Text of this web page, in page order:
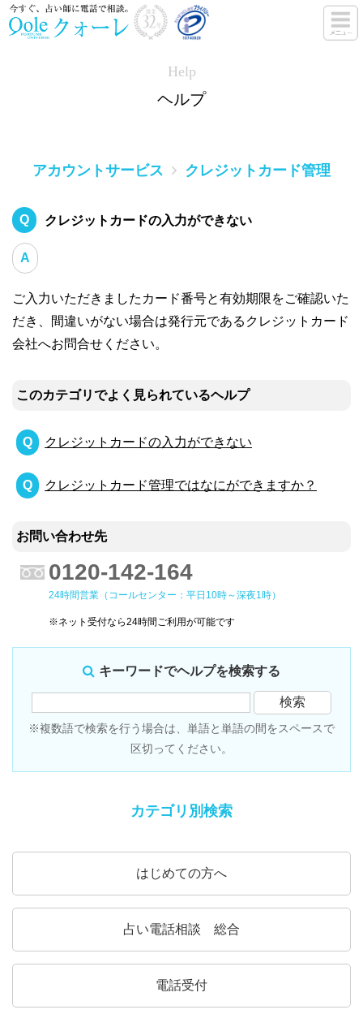
Help
ヘルプ
アカウントサービス クレジットカード管理
クレジットカードの入力ができない
ご入力いただきましたカード番号と有効期限をご確認いた
だき、間違いがない場合は発行元であるクレジットカード
会社へお問合せください。
このカテゴリでよく見られているヘルプ
クレジットカードの入力ができない
クレジットカード管理ではなにができますか？
お問い合わせ先
0120-142-164
24時間営業（コールセンター：平日10時～深夜1時）
※ネット受付なら24時間ご利用が可能です
キーワードでヘルプを検索する
※複数語で検索を行う場合は、単語と単語の間をスペースで
区切ってください。
カテゴリ別検索
はじめての方へ
占い電話相談 総合
電話受付